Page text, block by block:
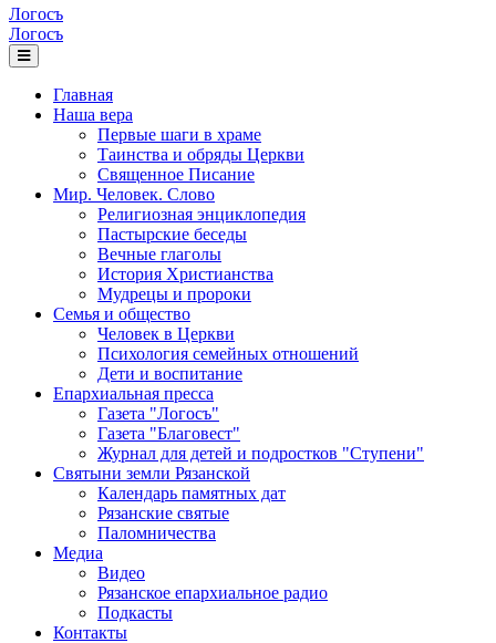
Логосъ
Логосъ
Главная
Наша вера
Первые шаги в храме
Таинства и обряды Церкви
Священное Писание
Мир. Человек. Слово
Религиозная энциклопедия
Пастырские беседы
Вечные глаголы
История Христианства
Мудрецы и пророки
Семья и общество
Человек в Церкви
Психология семейных отношений
Дети и воспитание
Епархиальная пресса
Газета "Логосъ"
Газета "Благовест"
Журнал для детей и подростков "Ступени"
Святыни земли Рязанской
Календарь памятных дат
Рязанские святые
Паломничества
Медиа
Видео
Рязанское епархиальное радио
Подкасты
Контакты